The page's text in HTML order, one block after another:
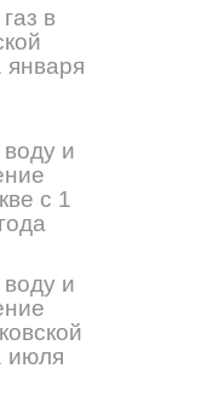
в
января
и
с 1
и
июля